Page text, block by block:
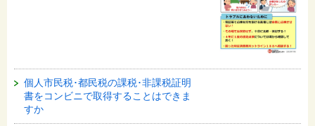
個人市民税･都民税の課税･非課税証明
書をコンビニで取得することはできま
すか